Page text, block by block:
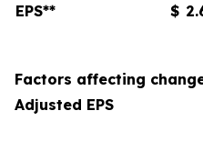
EPS**
$
Factors affecting
Adjusted EPS